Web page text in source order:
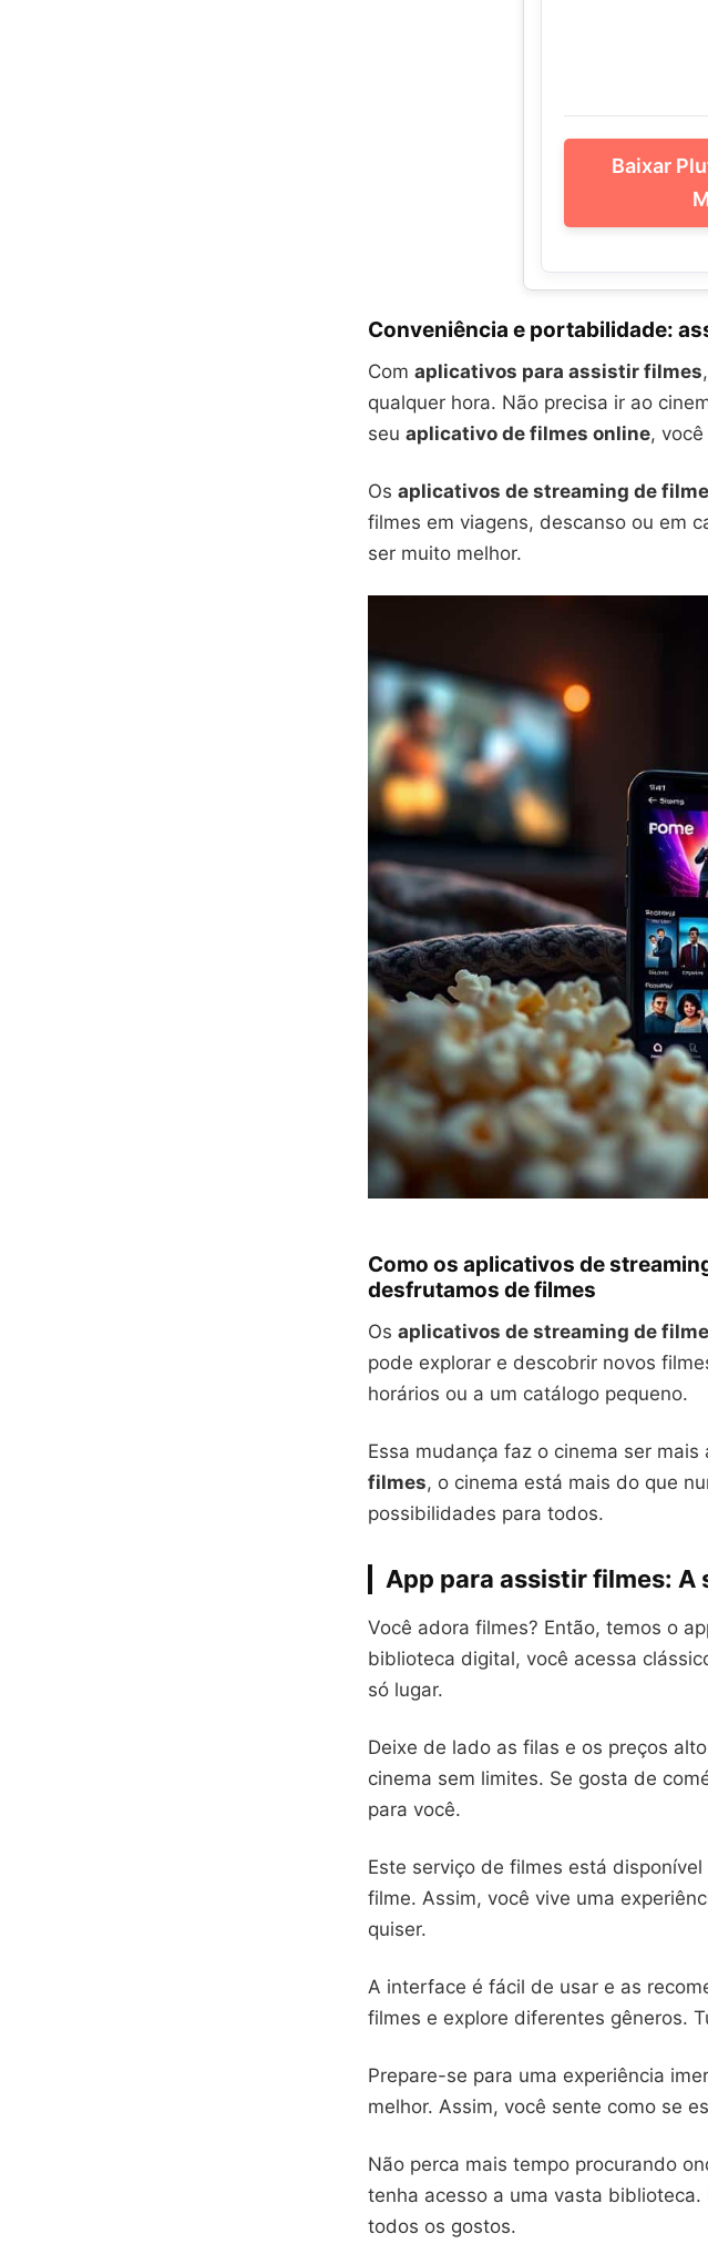
Baixar
Conveniência e portabilidade:
Com aplicativos para assistir filmes
qualquer hora. Não precisa ir ao
seu aplicativo de filmes online,
Os aplicativos de streaming de
filmes em viagens, descanso ou em
ser muito melhor.
Como os aplicativos de
desfrutamos de filmes
Os aplicativos de streaming de
pode explorar e descobrir novos
horários ou a um catálogo pequeno.
Essa mudança faz o cinema ser mais
filmes, o cinema está mais do que
possibilidades para todos.
App para assistir filmes:
Você adora filmes? Então, temos o
biblioteca digital, você acessa
só lugar.
Deixe de lado as filas e os preços
cinema sem limites. Se gosta de
para você.
Este serviço de filmes está
filme. Assim, você vive uma
quiser.
A interface é fácil de usar e as
filmes e explore diferentes gêneros.
Prepare-se para uma experiência
melhor. Assim, você sente como se
Não perca mais tempo procurando
tenha acesso a uma vasta
todos os gostos.